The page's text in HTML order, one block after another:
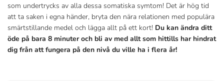
som undertrycks av alla dessa somatiska symtom! Det är hög tid
att ta saken i egna händer, bryta den nära relationen med populära
smärtstillande medel och lägga allt på ett kort! Du kan ändra ditt
öde på bara 8 minuter och bli av med allt som hittills har hindrat
dig från att fungera på den nivå du ville ha i flera år!